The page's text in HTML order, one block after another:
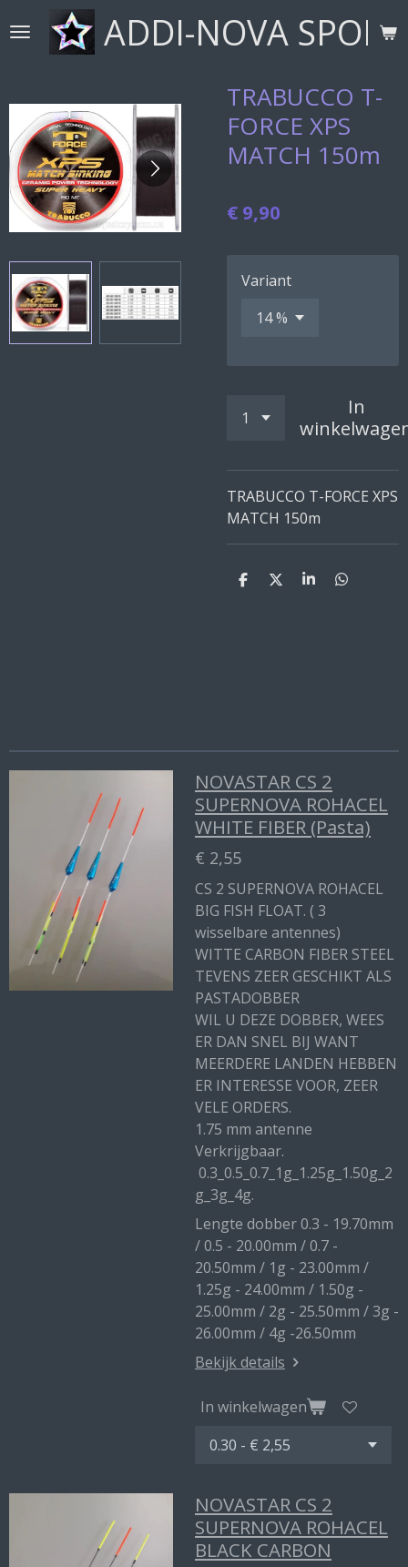
direct
hoofdinhoud
ADDI-NOVA
TRABUCCO T-
FORCE XPS
MATCH 150m
€ 9,90
Variant
In
TRABUCCO T-FORCE XPS
MATCH 150m
D
D
S
D
NOVASTAR CS 2
SUPERNOVA ROHACEL
WHITE FIBER (Pasta)
€ 2,55
CS 2 SUPERNOVA ROHACEL
BIG FISH FLOAT. ( 3
wisselbare antennes)
WITTE CARBON FIBER STEEL
TEVENS ZEER GESCHIKT ALS
PASTADOBBER
WIL U DEZE DOBBER, WEES
ER DAN SNEL BIJ WANT
MEERDERE LANDEN HEBBEN
ER INTERESSE VOOR, ZEER
VELE ORDERS.
1.75 mm antenne
Verkrijgbaar.
0.3_0.5_0.7_1g_1.25g_1.50g_2
g_3g_4g.
Lengte dobber 0.3 - 19.70mm
/ 0.5 - 20.00mm / 0.7 -
20.50mm / 1g - 23.00mm /
1.25g - 24.00mm / 1.50g -
25.00mm / 2g - 25.50mm / 3g -
26.00mm / 4g -26.50mm
Bekijk details
In winkelwagen
NOVASTAR CS 2
SUPERNOVA ROHACEL
BLACK CARBON